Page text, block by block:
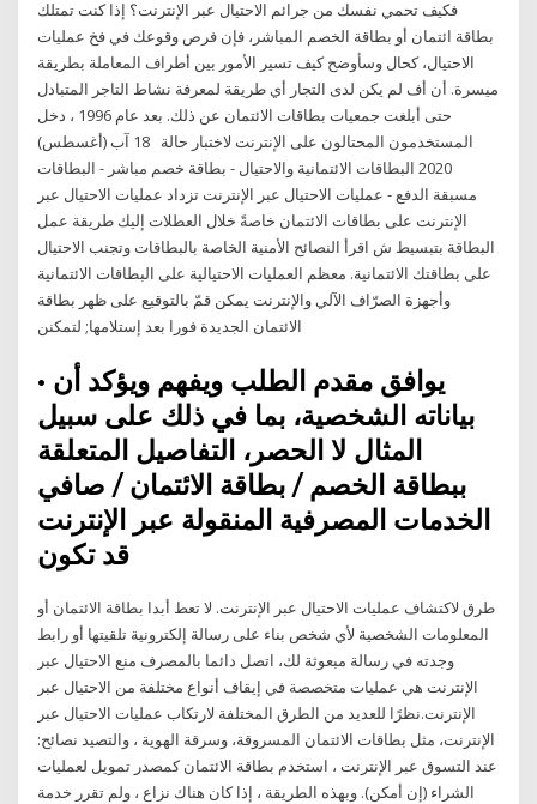
فكيف تحمي نفسك من جرائم الاحتيال عبر الإنترنت؟ إذا كنت تمتلك
بطاقة ائتمان أو بطاقة الخصم المباشر، فإن فرص وقوعك في فخ عمليات
الاحتيال، كحال وسأوضح كيف تسير الأمور بين أطراف المعاملة بطريقة
ميسرة. أن أف لم يكن لدى التجار أي طريقة لمعرفة نشاط التاجر المتبادل
حتى أبلغت جمعيات بطاقات الائتمان عن ذلك. بعد عام 1996 ، دخل
المستخدمون المحتالون على الإنترنت لاختبار حالة 18 آب (أغسطس)
2020 البطاقات الائتمانية والاحتيال - بطاقة خصم مباشر - البطاقات
مسبقة الدفع - عمليات الاحتيال عبر الإنترنت تزداد عمليات الاحتيال عبر
الإنترنت على بطاقات الائتمان خاصةً خلال العطلات إليك طريقة عمل
البطاقة بتبسيط ش اقرأ النصائح الأمنية الخاصة بالبطاقات وتجنب الاحتيال
على بطاقتك الائتمانية. معظم العمليات الاحتيالية على البطاقات الائتمانية
وأجهزة الصرّاف الآلي والإنترنت يمكن قمّ بالتوقيع على ظهر بطاقة
الائتمان الجديدة فورا بعد إستلامها; لتمكنن
• يوافق مقدم الطلب ويفهم ويؤكد أن
بياناته الشخصية، بما في ذلك على سبيل
المثال لا الحصر، التفاصيل المتعلقة
ببطاقة الخصم / بطاقة الائتمان / صافي
الخدمات المصرفية المنقولة عبر الإنترنت
قد تكون
طرق لاكتشاف عمليات الاحتيال عبر الإنترنت. لا تعط أبدا بطاقة الائتمان أو
المعلومات الشخصية لأي شخص بناء على رسالة إلكترونية تلقيتها أو رابط
وجدته في رسالة مبعوثة لك، اتصل دائما بالمصرف منع الاحتيال عبر
الإنترنت هي عمليات متخصصة في إيقاف أنواع مختلفة من الاحتيال عبر
الإنترنت.نظرًا للعديد من الطرق المختلفة لارتكاب عمليات الاحتيال عبر
الإنترنت، مثل بطاقات الائتمان المسروقة، وسرقة الهوية ، والتصيد نصائح:
عند التسوق عبر الإنترنت ، استخدم بطاقة الائتمان كمصدر تمويل لعمليات
الشراء (إن أمكن). وبهذه الطريقة ، إذا كان هناك نزاع ، ولم تقرر خدمة